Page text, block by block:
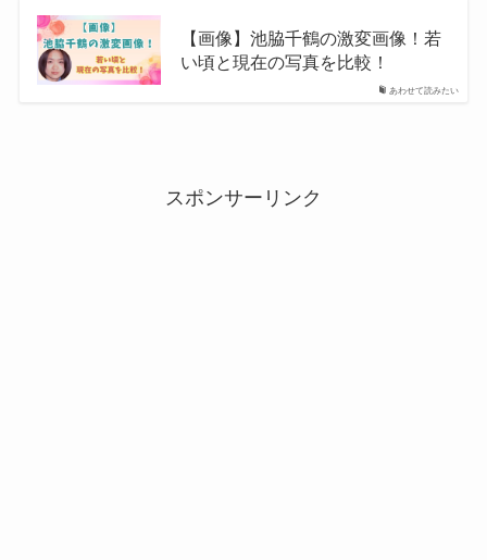
あわせて読みたい
【画像】池脇千鶴の激変画像！若
い頃と現在の写真を比較！
スポンサーリンク